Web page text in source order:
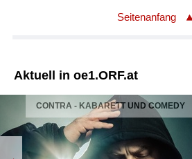
Seitenanfang
Aktuell in oe1.ORF.at
CONTRA - KABARETT UND COMEDY